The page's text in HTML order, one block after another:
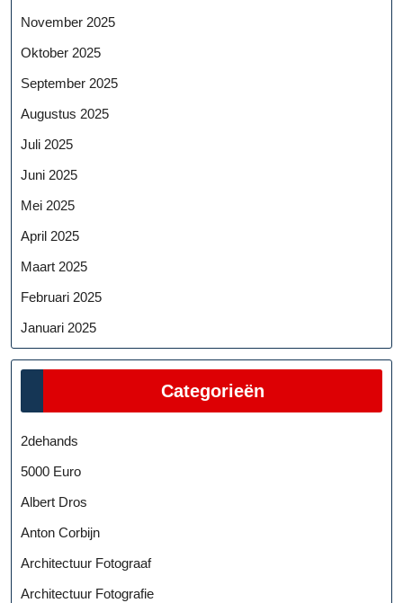
November 2025
Oktober 2025
September 2025
Augustus 2025
Juli 2025
Juni 2025
Mei 2025
April 2025
Maart 2025
Februari 2025
Januari 2025
Categorieën
2dehands
5000 Euro
Albert Dros
Anton Corbijn
Architectuur Fotograaf
Architectuur Fotografie